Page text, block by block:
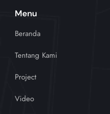
Menu
Beranda
Tentang Kami
Project
Video